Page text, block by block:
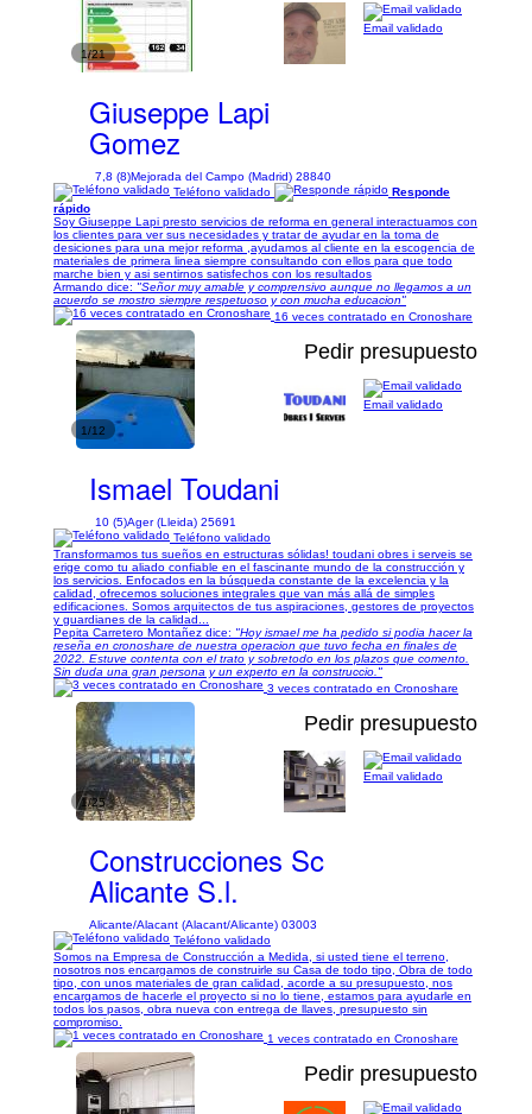
1/21
Giuseppe Lapi
Gomez
7,8 (8)Mejorada del Campo (Madrid) 28840
Email validado
Teléfono validado
Responde
rápido
Soy Giuseppe Lapi presto servicios de reforma en general interactuamos con
los clientes para ver sus necesidades y tratar de ayudar en la toma de
desiciones para una mejor reforma ,ayudamos al cliente en la escogencia de
materiales de primera linea siempre consultando con ellos para que todo
marche bien y asi sentirnos satisfechos con los resultados
Armando dice: "Señor muy amable y comprensivo aunque no llegamos a un
acuerdo se mostro siempre respetuoso y con mucha educacion"
16 veces contratado en Cronoshare
1/12
Pedir presupuesto
Ismael Toudani
10 (5)Ager (Lleida) 25691
Email validado
Teléfono validado
Transformamos tus sueños en estructuras sólidas! toudani obres i serveis se
erige como tu aliado confiable en el fascinante mundo de la construcción y
los servicios. Enfocados en la búsqueda constante de la excelencia y la
calidad, ofrecemos soluciones integrales que van más allá de simples
edificaciones. Somos arquitectos de tus aspiraciones, gestores de proyectos
y guardianes de la calidad...
Pepita Carretero Montañez dice: "Hoy ismael me ha pedido si podia hacer la
reseña en cronoshare de nuestra operacion que tuvo fecha en finales de
2022. Estuve contenta con el trato y sobretodo en los plazos que comento.
Sin duda una gran persona y un experto en la construccio."
3 veces contratado en Cronoshare
1/25
Pedir presupuesto
Construcciones Sc
Alicante S.l.
Alicante/Alacant (Alacant/Alicante) 03003
Email validado
Teléfono validado
Somos na Empresa de Construcción a Medida, si usted tiene el terreno,
nosotros nos encargamos de construirle su Casa de todo tipo, Obra de todo
tipo, con unos materiales de gran calidad, acorde a su presupuesto, nos
encargamos de hacerle el proyecto si no lo tiene, estamos para ayudarle en
todos los pasos, obra nueva con entrega de llaves, presupuesto sin
compromiso.
1 veces contratado en Cronoshare
Pedir presupuesto